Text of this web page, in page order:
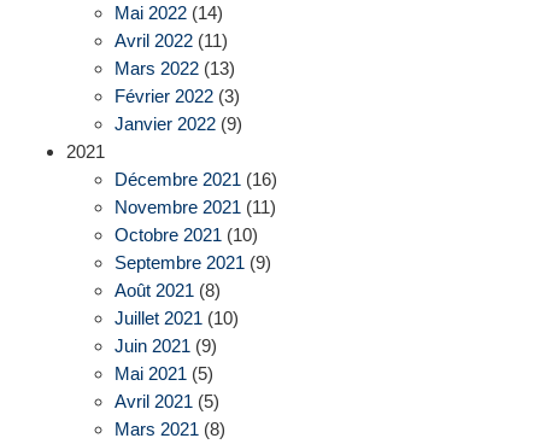
Mai 2022 (14)
Avril 2022 (11)
Mars 2022 (13)
Février 2022 (3)
Janvier 2022 (9)
2021
Décembre 2021 (16)
Novembre 2021 (11)
Octobre 2021 (10)
Septembre 2021 (9)
Août 2021 (8)
Juillet 2021 (10)
Juin 2021 (9)
Mai 2021 (5)
Avril 2021 (5)
Mars 2021 (8)